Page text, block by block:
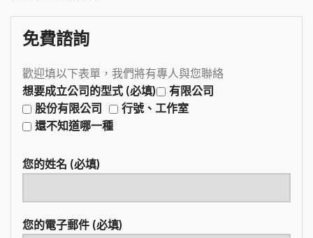
免費諮詢
歡迎填以下表單，我們將有專人與您聯絡
想要成立公司的型式 (必填)
有限公司
股份有限公司
行號、工作室
還不知道哪一種
您的姓名 (必填)
您的電子郵件 (必填)